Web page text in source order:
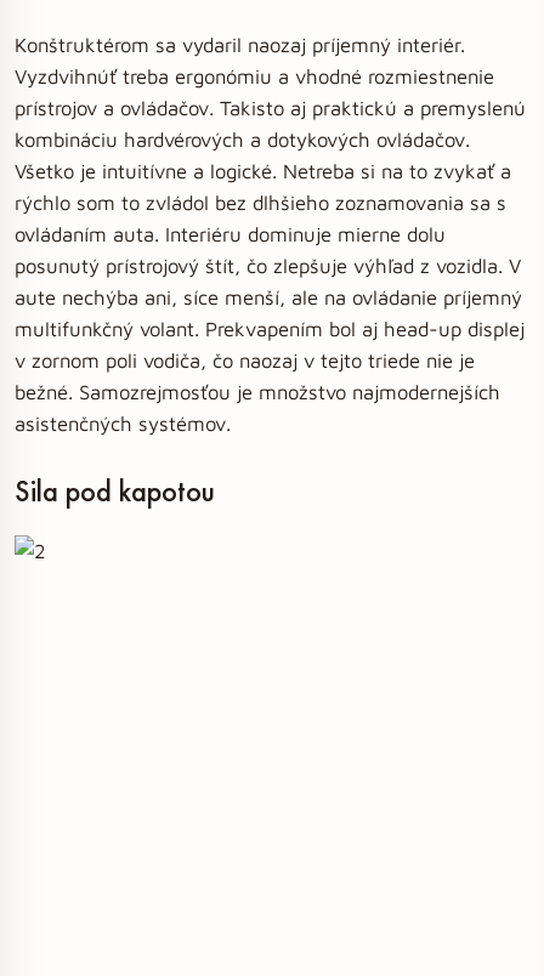
Konštruktérom sa vydaril naozaj príjemný interiér.
Vyzdvihnúť treba ergonómiu a vhodné rozmiestnenie
prístrojov a ovládačov. Takisto aj praktickú a premyslenú
kombináciu hardvérových a dotykových ovládačov.
Všetko je intuitívne a logické. Netreba si na to zvykať a
rýchlo som to zvládol bez dlhšieho zoznamovania sa s
ovládaním auta. Interiéru dominuje mierne dolu
posunutý prístrojový štít, čo zlepšuje výhľad z vozidla. V
aute nechýba ani, síce menší, ale na ovládanie príjemný
multifunkčný volant. Prekvapením bol aj head-up displej
v zornom poli vodiča, čo naozaj v tejto triede nie je
bežné. Samozrejmosťou je množstvo najmodernejších
asistenčných systémov.
Sila pod kapotou